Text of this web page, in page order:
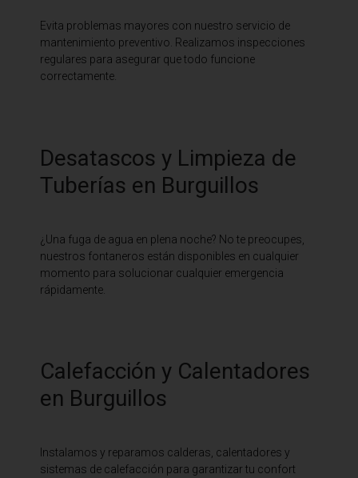
Evita problemas mayores con nuestro servicio de
mantenimiento preventivo. Realizamos inspecciones
regulares para asegurar que todo funcione
correctamente.
Desatascos y Limpieza de
Tuberías en Burguillos
¿Una fuga de agua en plena noche? No te preocupes,
nuestros fontaneros están disponibles en cualquier
momento para solucionar cualquier emergencia
rápidamente.
Calefacción y Calentadores
en Burguillos
Instalamos y reparamos calderas, calentadores y
sistemas de calefacción para garantizar tu confort